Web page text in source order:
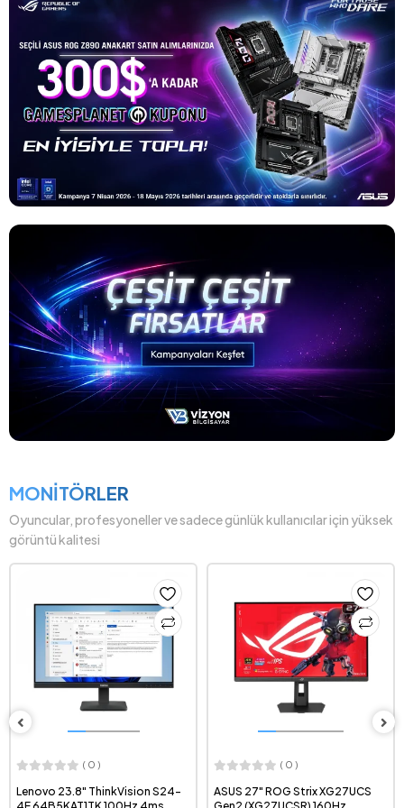
MONİTÖRLER
Oyuncular, profesyoneller ve sadece günlük kullanıcılar için yüksek
görüntü kalitesi
( 0 )
Lenovo 23.8" ThinkVision S24-
( 0 )
ASUS 27" ROG Strix XG27UCS